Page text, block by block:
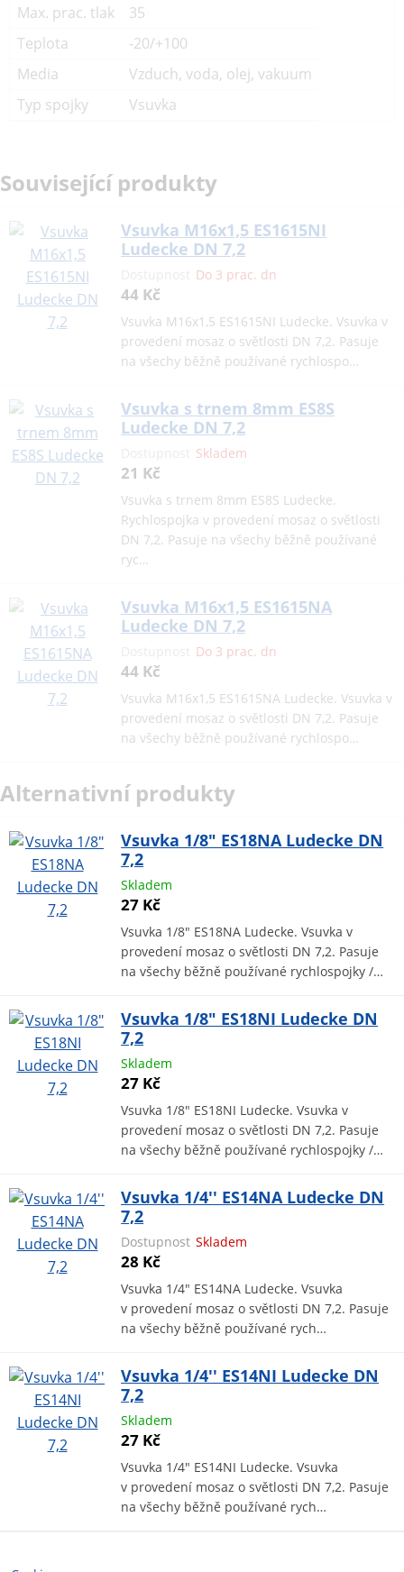
Max. prac. tlak
35
Teplota
-20/+100
Media
Vzduch, voda, olej, vakuum
Typ spojky
Vsuvka
Související produkty
Vsuvka M16x1,5 ES1615NI
Ludecke DN 7,2
Do 3 prac. dn
44 Kč
Vsuvka M16x1,5 ES1615NI Ludecke. Vsuvka v
provedení mosaz o světlosti DN 7,2. Pasuje
na všechy běžně používané rychlospo…
Vsuvka s trnem 8mm ES8S
Ludecke DN 7,2
Skladem
21 Kč
Vsuvka s trnem 8mm ES8S Ludecke.
Rychlospojka v provedení mosaz o světlosti
DN 7,2. Pasuje na všechy běžně používané
ryc…
Vsuvka M16x1,5 ES1615NA
Ludecke DN 7,2
Do 3 prac. dn
44 Kč
Vsuvka M16x1,5 ES1615NA Ludecke. Vsuvka v
provedení mosaz o světlosti DN 7,2. Pasuje
na všechy běžně používané rychlospo…
Alternativní produkty
Vsuvka 1/8" ES18NA Ludecke DN
7,2
Skladem
27 Kč
Vsuvka 1/8" ES18NA Ludecke. Vsuvka v
provedení mosaz o světlosti DN 7,2. Pasuje
na všechy běžně používané rychlospojky /…
Vsuvka 1/8" ES18NI Ludecke DN
7,2
Skladem
27 Kč
Vsuvka 1/8" ES18NI Ludecke. Vsuvka v
provedení mosaz o světlosti DN 7,2. Pasuje
na všechy běžně používané rychlospojky /…
Vsuvka 1/4'' ES14NA Ludecke DN
7,2
Dostupnost Skladem
28 Kč
Vsuvka 1/4" ES14NA Ludecke. Vsuvka
v provedení mosaz o světlosti DN 7,2. Pasuje
na všechy běžně používané rych…
Vsuvka 1/4'' ES14NI Ludecke DN
7,2
Skladem
27 Kč
Vsuvka 1/4" ES14NI Ludecke. Vsuvka
v provedení mosaz o světlosti DN 7,2. Pasuje
na všechy běžně používané rych…